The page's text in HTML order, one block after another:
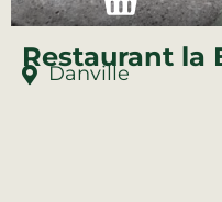
Restaurant la
Danville